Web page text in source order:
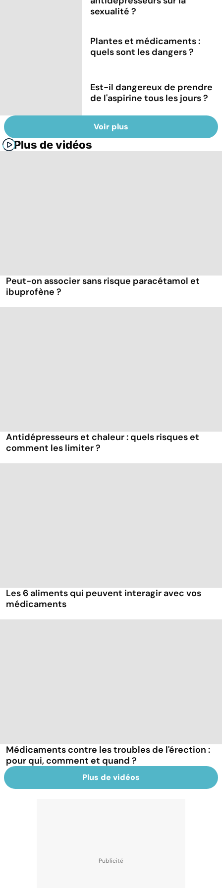
sexualité ?
Plantes et médicaments :
quels sont les dangers ?
Est-il dangereux de prendre
de l'aspirine tous les jours ?
Voir plus
Plus de vidéos
Peut-on associer sans risque paracétamol et
ibuprofène ?
Antidépresseurs et chaleur : quels risques et
comment les limiter ?
Les 6 aliments qui peuvent interagir avec vos
médicaments
Médicaments contre les troubles de l'érection :
pour qui, comment et quand ?
Plus de vidéos